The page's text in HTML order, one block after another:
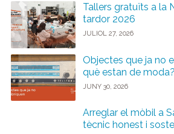
Tallers gratuïts a la
tardor 2026
JULIOL 27, 2026
Objectes que ja no
què estan de moda?
JUNY 30, 2026
Arreglar el mòbil a
tècnic honest i